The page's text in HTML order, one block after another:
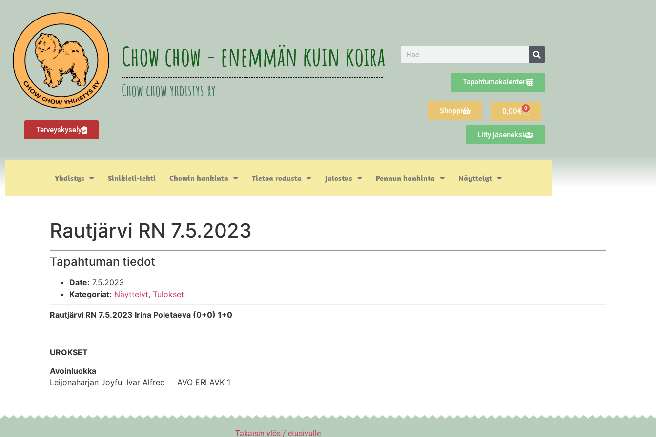
Terveyskysely
Chow chow - enemmän kuin koira
Chow chow yhdistys ry Tapahtumakalenteri
Shoppi 0,00€ 0
Liity jäseneksi
Yhdistys Sinikieli-lehti Chowin hankinta Tietoa rodusta Jalostus Pennun hankinta Näyttelyt
Rautjärvi RN 7.5.2023
Tapahtuman tiedot
Date: 7.5.2023
Kategoriat: Näyttelyt, Tulokset
Rautjärvi RN 7.5.2023 Irina Poletaeva (0+0) 1+0
UROKSET
Avoinluokka
Leijonaharjan Joyful Ivar Alfred AVO ERI AVK 1
Takaisin ylös / etusivulle